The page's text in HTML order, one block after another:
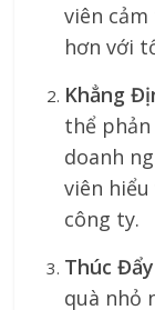
viên
hơn với
Khẳng
thể
doanh
viên
công ty.
Thúc
quà nhỏ